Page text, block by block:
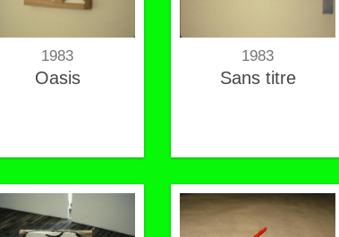
1983
Oasis
1983
Sans titre